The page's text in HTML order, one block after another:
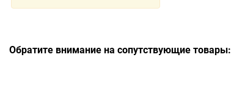
Обратите внимание на сопутствующие товары: